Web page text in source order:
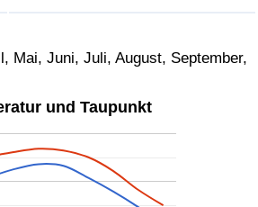
Mai, Juni, Juli, August, September,
und Taupunkt